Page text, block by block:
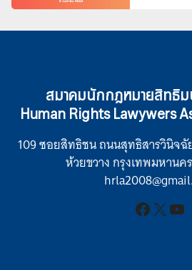
สมาคมนักกฎหมายสิทธิ
Human Rights Lawywers
109 ซอยสิทธิชน ถนนสุทธิสารวินิจฉั
ห้วยขวาง กรุงเทพมหานค
Facebook
X